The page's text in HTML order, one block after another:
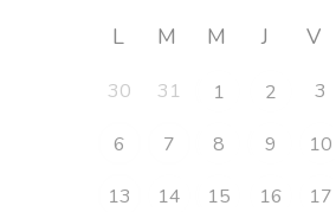
L M M J V
30 31 1 2 3
6
7 8 9 10
13
14 15 16 17